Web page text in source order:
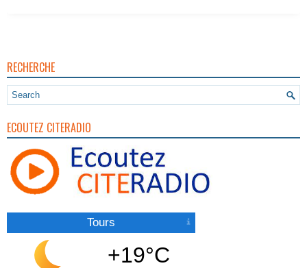
RECHERCHE
ECOUTEZ CITERADIO
Tours
+19°C